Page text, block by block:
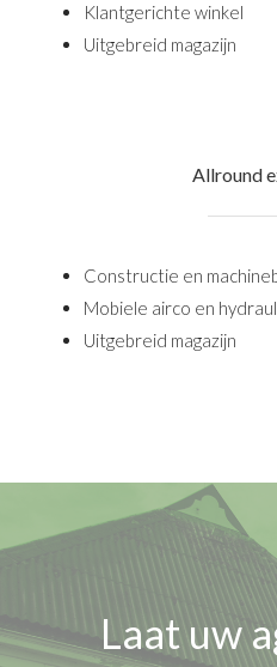
Klantgerichte winkel
Uitgebreid magazijn
Allround
Constructie en
Mobiele airco en
Uitgebreid magazijn
Laat uw